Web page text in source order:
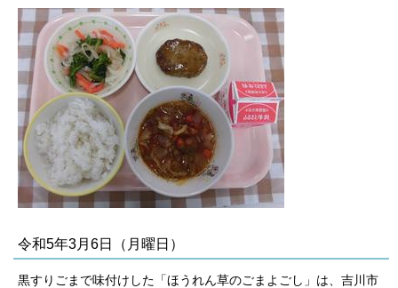
令和5年3月6日（月曜日）
黒すりごまで味付けした「ほうれん草のごまよごし」は、吉川市